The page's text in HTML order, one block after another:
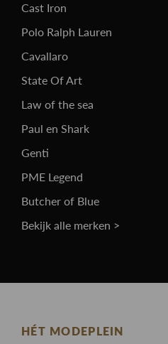
Cast Iron
Polo Ralph Lauren
Cavallaro
State Of Art
Law of the sea
Paul en Shark
Genti
PME Legend
Butcher of Blue
Bekijk alle merken >
HÉT MODEPLEIN